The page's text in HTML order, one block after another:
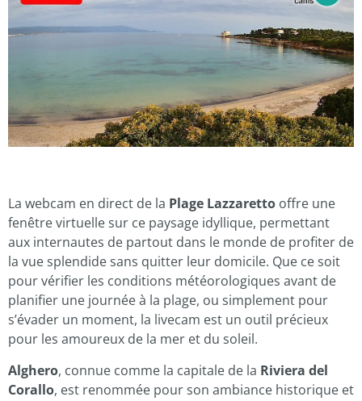
La webcam en direct de la Plage Lazzaretto offre une
fenêtre virtuelle sur ce paysage idyllique, permettant
aux internautes de partout dans le monde de profiter de
la vue splendide sans quitter leur domicile. Que ce soit
pour vérifier les conditions météorologiques avant de
planifier une journée à la plage, ou simplement pour
s’évader un moment, la livecam est un outil précieux
pour les amoureux de la mer et du soleil.
Alghero, connue comme la capitale de la Riviera del
Corallo, est renommée pour son ambiance historique et